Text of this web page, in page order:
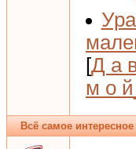
[Д а
м о
Всё самое